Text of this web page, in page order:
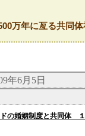
万年に亙る共同
年6月5日
の婚姻制度と共同体